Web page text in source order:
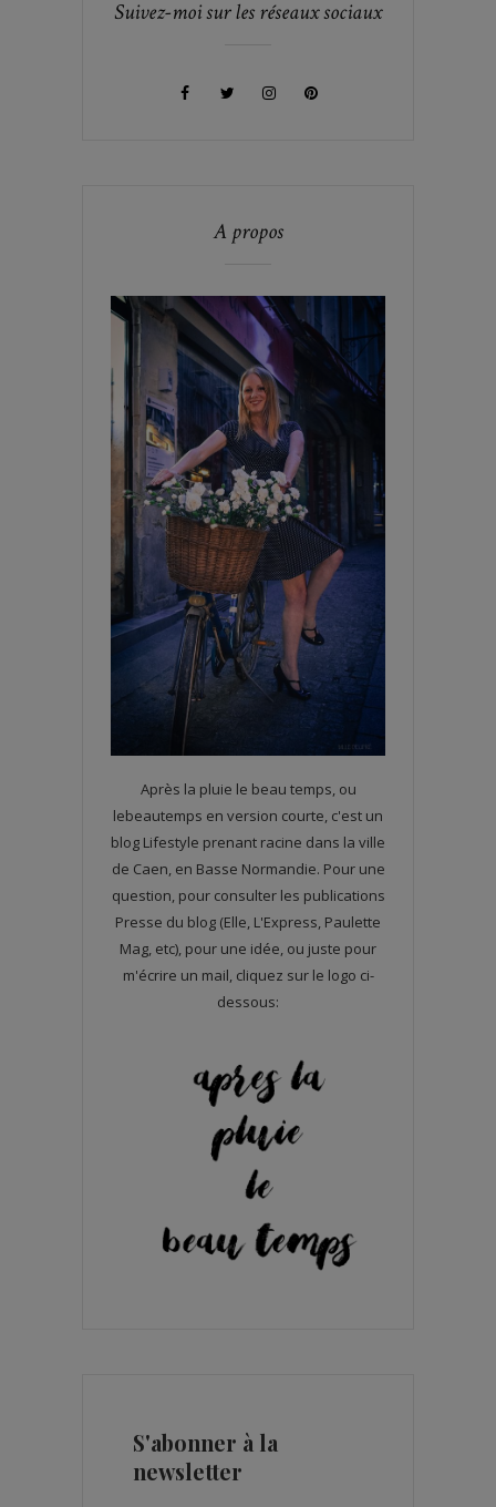
Suivez-moi sur les réseaux sociaux
A propos
Après la pluie le beau temps, ou
lebeautemps en version courte, c'est un
blog Lifestyle prenant racine dans la ville
de Caen, en Basse Normandie. Pour une
question, pour consulter les publications
Presse du blog (Elle, L'Express, Paulette
Mag, etc), pour une idée, ou juste pour
m'écrire un mail, cliquez sur le logo ci-
dessous:
S'abonner à la
newsletter